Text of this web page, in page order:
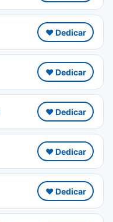
❤️ Dedicar
❤️ Dedicar
❤️ Dedicar
❤️ Dedicar
❤️ Dedicar